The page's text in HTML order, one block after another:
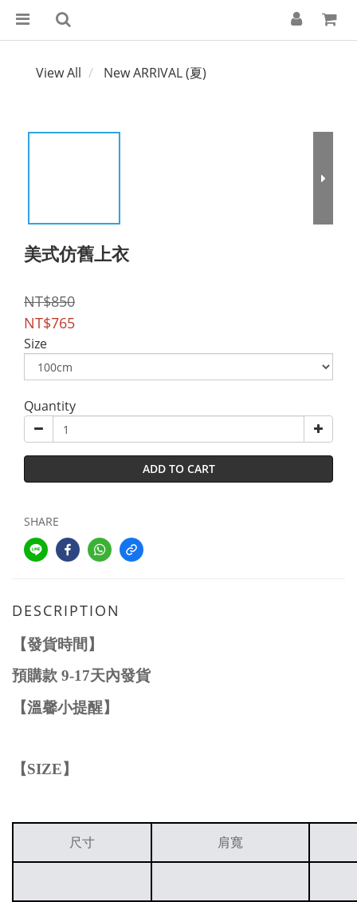
View All New ARRIVAL (夏)
美式仿舊上衣
NT$850
NT$765
Size
Quantity
ADD TO CART
SHARE
DESCRIPTION
【發貨時間】
預購款 9-17天內發貨
【溫馨小提醒】
【SIZE】
尺寸 肩寬